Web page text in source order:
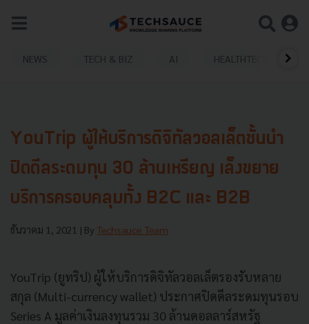
NEWS TECH & BIZ AI HEALTHTECH
YouTrip ผู้ให้บริการดิจิทัลวอลเล็ตชั้นนำ
ปิดดีลระดมทุน 30 ล้านเหรียญ เล็งขยาย
บริการครอบคลุมทั้ง B2C และ B2B
ธันวาคม 1, 2021 | By Techsauce Team
YouTrip (ยูทริป) ผู้ให้บริการดิจิทัลวอลเล็ตรองรับหลาย
สกุล (Multi-currency wallet) ประกาศปิดดีลระดมทุนรอบ
Series A มูลค่าเงินลงทุนรวม 30 ล้านดอลลาร์สหรัฐ